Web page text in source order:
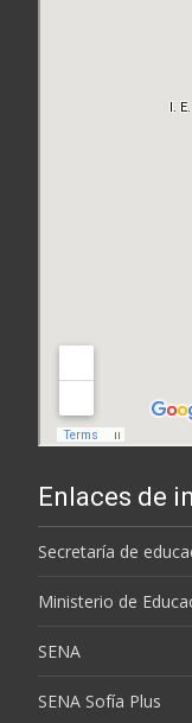
Enlaces de
Secretaría de
Ministerio de
SENA
SENA Sofía Plus